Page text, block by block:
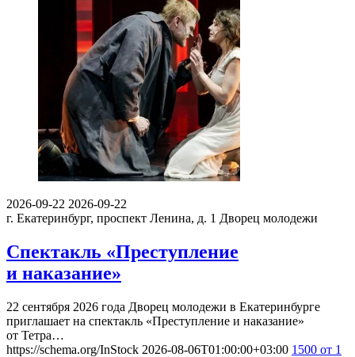
2026-09-22 2026-09-22
г. Екатеринбург, проспект Ленина, д. 1 Дворец молодежи
Спектакль «Преступление
и наказание»
22 сентября 2026 года Дворец молодежи в Екатеринбурге
приглашает на спектакль «Преступление и наказание»
от Тетра…
https://schema.org/InStock 2026-08-06T01:00:00+03:00 1500 от 1